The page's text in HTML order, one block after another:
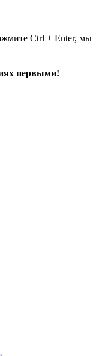
Ctrl + Enter, мы
первыми!